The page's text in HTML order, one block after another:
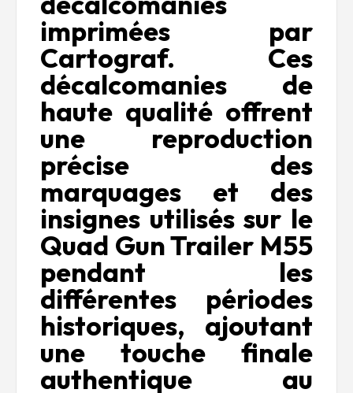
imprimées par
Cartograf. Ces
décalcomanies de
haute qualité offrent
une reproduction
précise des
marquages et des
insignes utilisés sur le
Quad Gun Trailer M55
pendant les
différentes périodes
historiques, ajoutant
une touche finale
authentique au